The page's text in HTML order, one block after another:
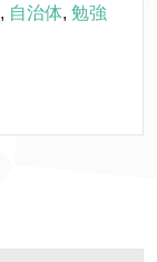
, 自治体, 勉強